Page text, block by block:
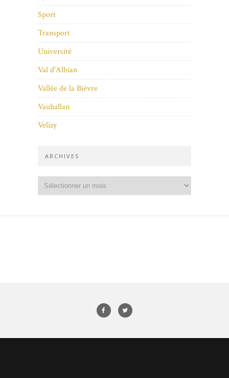
Sport
Transport
Université
Val d'Albian
Vallée de la Bièvre
Vauhallan
Velizy
ARCHIVES